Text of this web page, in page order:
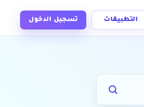
التطبيقات تسجيل الدخول